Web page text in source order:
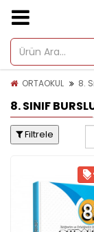
ORTAOKUL 8.
8. SINIF
Filtrele